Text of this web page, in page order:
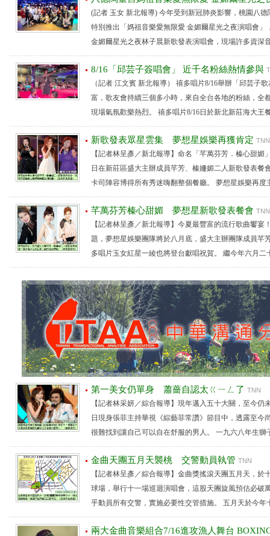
(記者 玉女 新北報導) 今年受到新冠肺炎影響，桃園八
特別推出「媽祖音樂愛無限愛 金媚爾星光之夜演唱會」
金媚爾星光之夜林子晨新歌發表演唱會，現場許多資深
8/16「邱芸子簽唱會」 近千名粉絲熱情參與
（記者 江文賓 新北報導） 禧多唱片8/16舉辦「邱芸子
富，歌友會持續三個多小時，來自全台各地的粉絲，全
現場氣氛歡樂熱烈。 禧多唱片8/16日於新北新莊海大王
新歌發表眾星雲集 夢想星娛樂再獲肯定 TNN
【記者林呈彥／新北報導】命名「芊萬芬芳．榛心甜媚
日在新莊區盛大主辦成員芊芳、榛姍媚二人新歌發表餐
卡司陣容博得所有秀迷嗨翻整個餐廳。 夢想星娛樂再度
芊萬芬芳榛心甜媚 夢想星新歌發表餐會 TNN
【記者林呈彥／新北報導】今夏最豐富的流行歌曲饗宴
題，夢想星娛樂團隊將於八月底，盛大主辦團隊成員芊
多唱片玉女紅星一綾也將登台獻唱祝賀。 繼今年六月二
第一美女仍單身 蕭薔自認太ㄍㄧㄥ了 TNN
【記者林采妍／綜合報導】現年邁入五十大關，至今仍
日現身張菲主持華視《綜藝菲常讚》節目中，透露至今
很難找到讓自己可以自在舒服的男人。 一九六八年生獅
金曲天團五月天襲桃 交警動員執管 TNN
【記者林呈彥／綜合報導】金曲獎搖滾天團五月天，於
球場，舉行十一場巡迴演唱會，這股天團旋風預估必破
乎動員所有交警，實施必要性交管措施。 五月天於今年
兩大金曲音樂組合7/16進攻漁人舞台